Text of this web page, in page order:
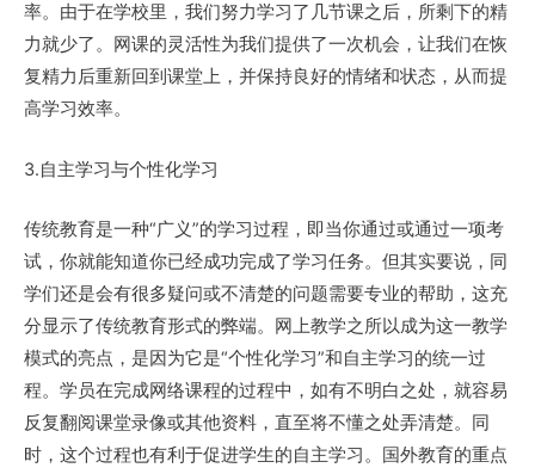
率。由于在学校里，我们努力学习了几节课之后，所剩下的精
力就少了。网课的灵活性为我们提供了一次机会，让我们在恢
复精力后重新回到课堂上，并保持良好的情绪和状态，从而提
高学习效率。
3.自主学习与个性化学习
传统教育是一种“广义”的学习过程，即当你通过或通过一项考
试，你就能知道你已经成功完成了学习任务。但其实要说，同
学们还是会有很多疑问或不清楚的问题需要专业的帮助，这充
分显示了传统教育形式的弊端。网上教学之所以成为这一教学
模式的亮点，是因为它是“个性化学习”和自主学习的统一过
程。学员在完成网络课程的过程中，如有不明白之处，就容易
反复翻阅课堂录像或其他资料，直至将不懂之处弄清楚。同
时，这个过程也有利于促进学生的自主学习。国外教育的重点